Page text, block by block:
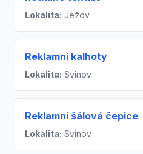
Lokalita: Ježov
Reklamní kalhoty
Lokalita: Svinov
Reklamní šálová čepice
Lokalita: Svinov